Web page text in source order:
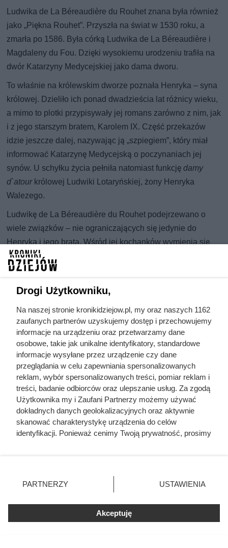
Ludwika de La Béreaudière du Rouhet znana była również
jako „Piękna Rouhet”. Przyszła na świat w 1530 roku, a
zmarła po 1586. Była córką Ludwika de La Béreaudière i
Magdaleny du Fou. Dzięki wysokiemu urodzeniu trafiła na
dwór Katarzyny Medycejskiej jako dama dworu.
To właśnie na królewskim dworze poznała Henryka – syna
królowej. Dzieliło ich ponad dwadzieścia lat różnicy wieku,
a mimo to plotki przypisywały jej romans zarówno z nim, jak
i z jego starszym bratem, Karolem IX. Część przekazów
idzie jeszcze dalej, nazywając ją „szpiegiem”, który miał
informować Katarzynę Medycejską o poczynaniach jej
synów. U schyłku życia pełniła natomiast funkcjędamy
d`atourkrólowej Ludwiki Lotaryńskiej, żony Henryka
Walezego.
Ludwikę de La Béreaudière du Rouhet podejrzewano o
wiele związków – nie ograniczających się jedynie do
Henryka i jego brata. Wśród jej kochanków wymienia się
Michała de Montaigne oraz Roberta de Combault.
Najsilniejsze i najdłuższe uczucie miało jednak łączyć ją z
urodziło się dwoje dzieci: Karol III, późniejszy arcybiskup
Rouen, oraz córka Jakobina d`Artigolouve.
Drogi Użytkowniku,
Na naszej stronie kronikidziejow.pl, my oraz naszych 1162
zaufanych partnerów uzyskujemy dostęp i przechowujemy
informacje na urządzeniu oraz przetwarzamy dane
osobowe, takie jak unikalne identyfikatory, standardowe
informacje wysyłane przez urządzenie czy dane
przeglądania w celu zapewniania spersonalizowanych
reklam, wybór spersonalizowanych treści, pomiar reklam i
treści, badanie odbiorców oraz ulepszanie usług. Za zgodą
Użytkownika my i Zaufani Partnerzy możemy używać
dokładnych danych geolokalizacyjnych oraz aktywnie
skanować charakterystykę urządzenia do celów
identyfikacji. Ponieważ cenimy Twoją prywatność, prosimy
prywatności znajdujący się w lewym dolnym rogu strony
. Niektóre rodzaje przetwarzania danych nie wymagają
zgody użytkownika, ale masz prawo sprzeciwić się
takiemu przetwarzaniu. Preferencje będą miały
zastosowania tylko na tej witrynie.
PARTNERZY USTAWIENIA
Akceptuję